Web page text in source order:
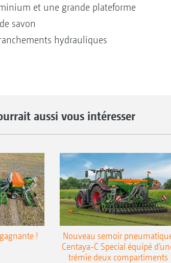
et une grande plateforme
savon
hydrauliques
aussi vous intéresser
!
Nouveau semoir
Centaya-C Special équipé
trémie deux compartiments